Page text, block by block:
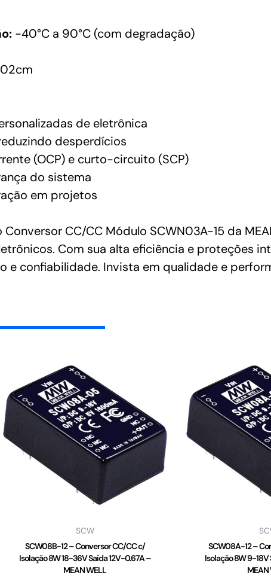
-40°C a 90°C (com degradação)
de eletrônica
desperdícios
(OCP) e curto-circuito (SCP)
do sistema
em projetos
CC/CC Módulo SCWN03A-15 da
Com sua alta eficiência e proteções
confiabilidade. Invista em qualidade e
SCW
SCW08B-12 – Conversor CC/CC c/
Isolação 8W 18-36V Saída 12V-0.67A –
MEAN WELL
SCW08A-12 –
Isolação 8W 9-
MEAN